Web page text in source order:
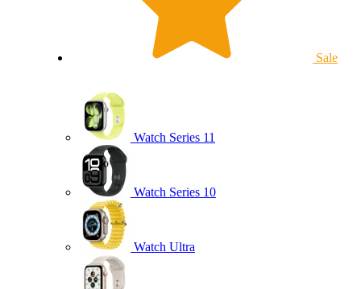
Sale
Watch Series 11
Watch Series 10
Watch Ultra